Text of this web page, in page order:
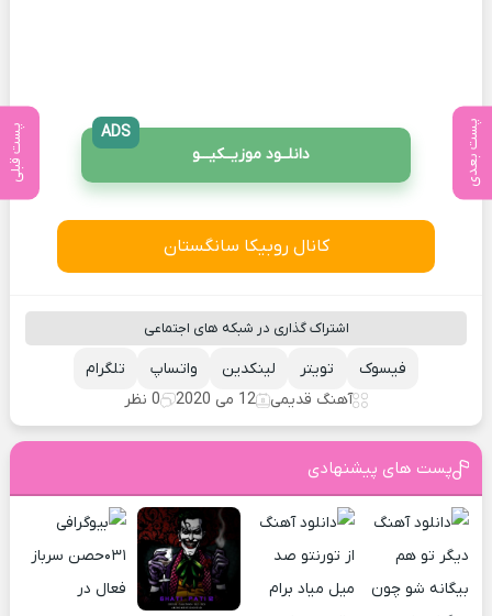
پست بعدی پست قبلی دانلــود موزیــکیـــو
ADS
کانال روبیکا سانگستان
اشتراک گذاری در شبکه های اجتماعی
تلگرام واتساپ لینکدین تویتر
فیسوک
آهنگ قدیمی
12 می 2020 0 نظر
پست های پیشنهادی